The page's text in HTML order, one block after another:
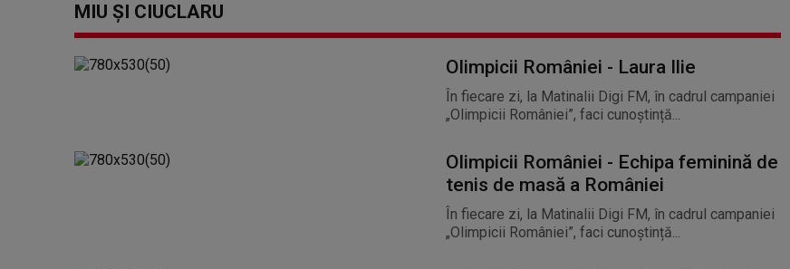
MIU ȘI CIUCLARU
Olimpicii României - Laura Ilie
În fiecare zi, la Matinalii Digi FM, în cadrul campaniei
„Olimpicii României”, faci cunoștință...
Olimpicii României - Echipa feminină de
tenis de masă a României
În fiecare zi, la Matinalii Digi FM, în cadrul campaniei
„Olimpicii României”, faci cunoștință...